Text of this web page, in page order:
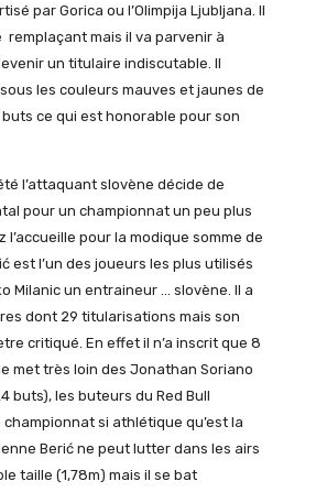
par Gorica ou l’Olimpija Ljubljana. Il
mais il va parvenir à
un titulaire indiscutable. Il
les couleurs mauves et jaunes de
buts ce qui est honorable pour son
l’attaquant slovène décide de
pour un championnat un peu plus
l’accueille pour la modique somme de
est l’un des joueurs les plus utilisés
Milanic un entraineur … slovène. Il a
dont 29 titularisations mais son
critiqué. En effet il n’a inscrit que 8
met très loin des Jonathan Soriano
buts), les buteurs du Red Bull
championnat si athlétique qu’est la
Berić ne peut lutter dans les airs
taille (1,78m) mais il se bat